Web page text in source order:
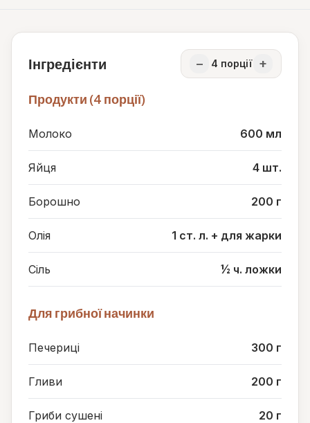
Інгредієнти − 4 порції +
Продукти (4 порції)
Молоко 600 мл
Яйця 4 шт.
Борошно 200 г
Олія 1 ст. л. + для жарки
Сіль ½ ч. ложки
Для грибної начинки
Печериці 300 г
Гливи 200 г
Гриби сушені 20 г